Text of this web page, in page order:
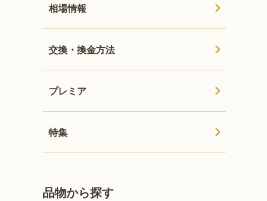
相場情報
交換・換金方法
プレミア
特集
品物から探す